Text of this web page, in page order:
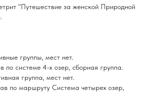
"Путешествие за женской Природной
группы, мест нет.
по системе 4-х озер, сборная группа.
группа, мест нет.
по маршруту Система четырех озер,